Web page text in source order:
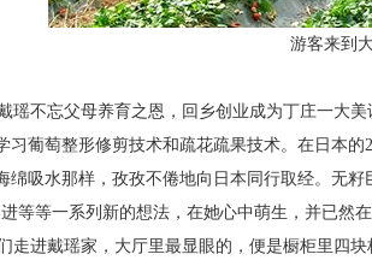
游客来到
瑶不忘父母养育之恩，回乡创业成为丁庄一大美
习葡萄整形修剪技术和 疏花疏果技术。在日本的
绵吸水那样， 孜孜不倦地向日本同行取经。无籽
等等一系列新的想法，在她心中萌生，并已然
走进戴瑶家，大厅里最显眼的，便是橱柜里四块